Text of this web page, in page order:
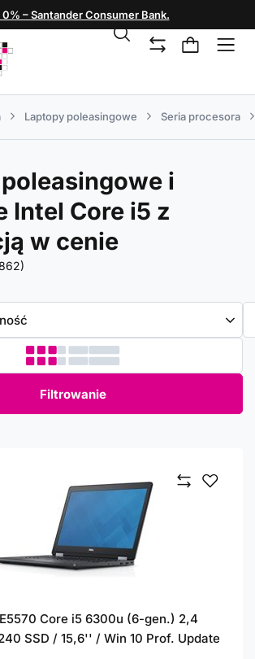
0% – Santander Consumer Bank.
Laptopy poleasingowe Seria procesora
i
Intel Core i5 z
w cenie
)
Filtrowanie
Core i5 6300u (6-gen.) 2,4
SSD / 15,6'' / Win 10 Prof. Update